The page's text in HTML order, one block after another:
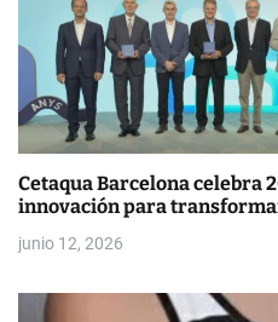
n
t
r
a
d
a
Cetaqua Barcelona celebra
innovación para
junio 12, 2026